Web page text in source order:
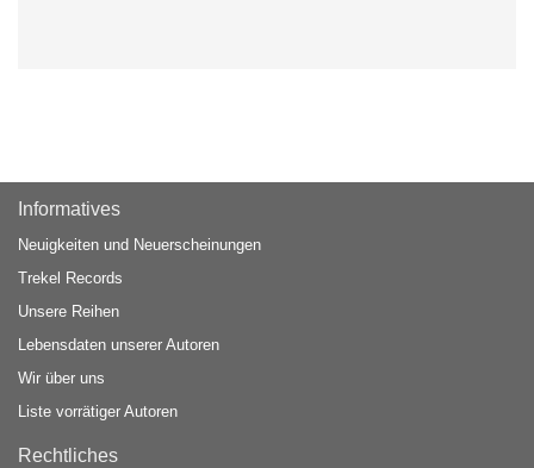
Informatives
Neuigkeiten und Neuerscheinungen
Trekel Records
Unsere Reihen
Lebensdaten unserer Autoren
Wir über uns
Liste vorrätiger Autoren
Rechtliches